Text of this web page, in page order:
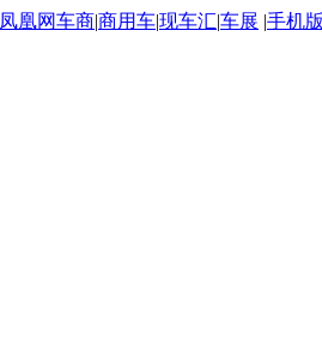
凤凰网车商|商用车|现车汇|车展 |手机版